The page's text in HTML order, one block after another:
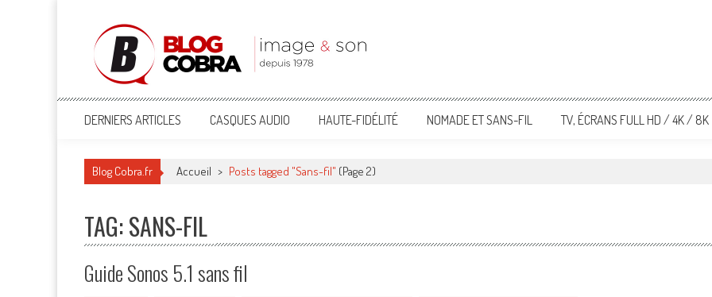
Blog Cobra
Toute l'actu Image & Son !
DERNIERS ARTICLES CASQUES AUDIO HAUTE-FIDÉLITÉ NOMADE ET SANS-FIL TV, ÉCRANS FULL HD / 4K / 8K
Blog Cobra.fr Accueil > Posts tagged "Sans-fil" (Page 2)
TAG: SANS-FIL
Guide Sonos 5.1 sans fil